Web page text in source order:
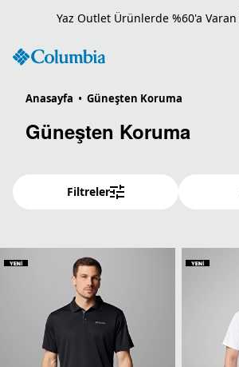
Kış Outlet Ürünlerde Net %60
Anasayfa • Güneşten Koruma
Güneşten Koruma
Filtreler